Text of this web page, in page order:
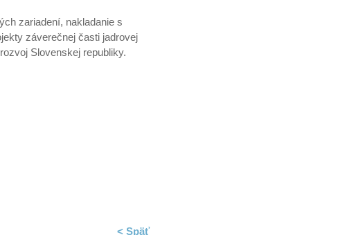
zariadení, nakladanie s
záverečnej časti jadrovej
Slovenskej republiky.
< Späť